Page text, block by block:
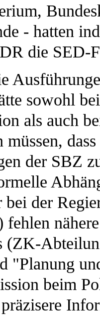
- hatten
die SED-
sowohl
als auch
müssen,
der SBZ
bei der
fehlen
(ZK-
"Planung
beim